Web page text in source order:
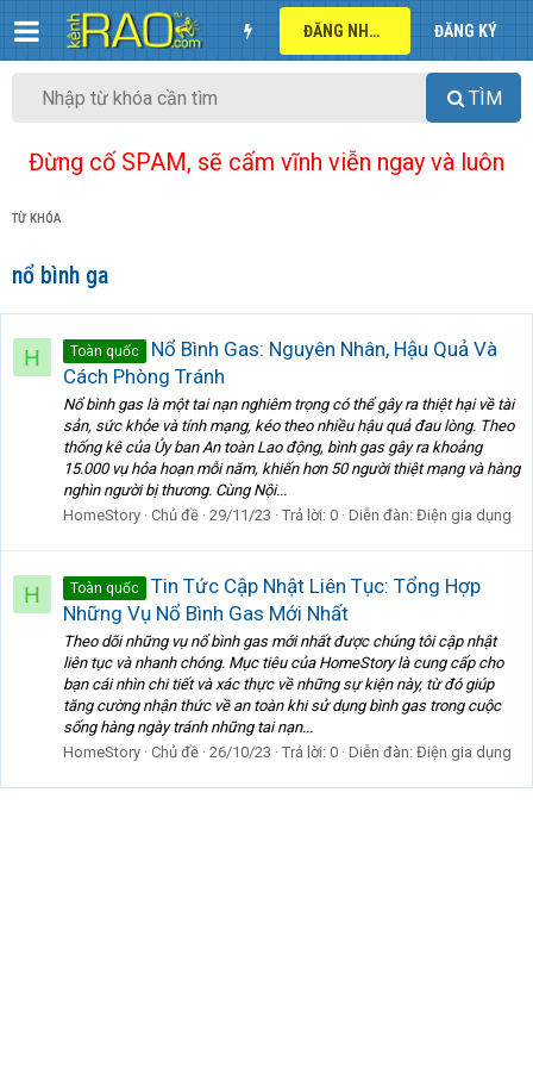
ĐĂNG NHẬP ĐĂNG KÝ
TÌM
Đừng cố SPAM, sẽ cấm vĩnh viễn ngay và luôn
TỪ KHÓA
nổ bình ga
H Toàn quốc
Nổ Bình Gas: Nguyên Nhân, Hậu Quả Và
Cách Phòng Tránh
Nổ bình gas là một tai nạn nghiêm trọng có thể gây ra thiệt hại về tài
sản, sức khỏe và tính mạng, kéo theo nhiều hậu quả đau lòng. Theo
thống kê của Ủy ban An toàn Lao động, bình gas gây ra khoảng
15.000 vụ hỏa hoạn mỗi năm, khiến hơn 50 người thiệt mạng và hàng
nghìn người bị thương. Cùng Nội...
HomeStory Chủ đề 29/11/23 Trả lời: 0 Diễn đàn: Điện gia dụng
H Toàn quốc
Tin Tức Cập Nhật Liên Tục: Tổng Hợp
Những Vụ Nổ Bình Gas Mới Nhất
Theo dõi những vụ nổ bình gas mới nhất được chúng tôi cập nhật
liên tục và nhanh chóng. Mục tiêu của HomeStory là cung cấp cho
bạn cái nhìn chi tiết và xác thực về những sự kiện này, từ đó giúp
tăng cường nhận thức về an toàn khi sử dụng bình gas trong cuộc
sống hàng ngày tránh những tai nạn...
HomeStory Chủ đề 26/10/23 Trả lời: 0 Diễn đàn: Điện gia dụng